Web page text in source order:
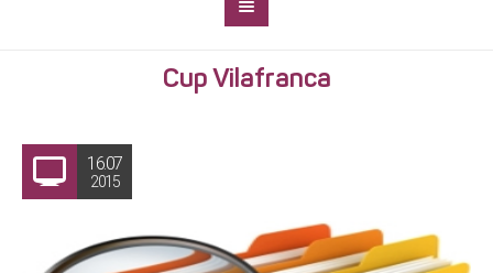
Cup Vilafranca
16.07
2015